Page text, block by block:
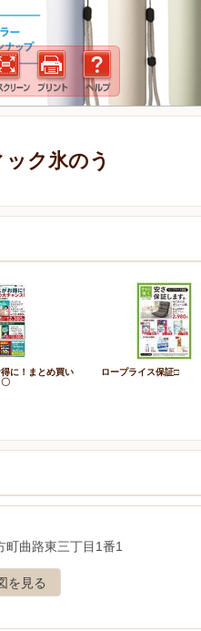
ク氷のう
に！まとめ買い
ロープライス保証□
町曲路東三丁目1番1
を見る